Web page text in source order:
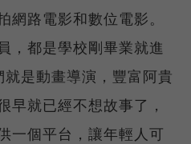
網路電影和數位電影。
，都是學校剛畢業就進
是動畫導演，豐富阿貴
早就已經不想故事了，
一個平台，讓年輕人可